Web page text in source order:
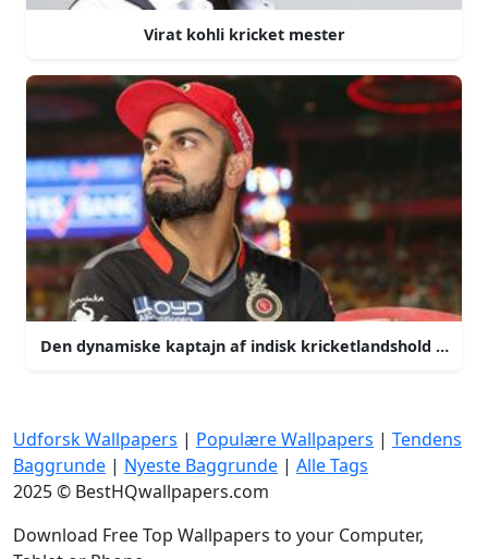
Virat kohli kricket mester
Den dynamiske kaptajn af indisk kricketlandshold virat
Udforsk Wallpapers | Populære Wallpapers | Tendens
Baggrunde | Nyeste Baggrunde | Alle Tags
2025 © BestHQwallpapers.com
Download Free Top Wallpapers to your Computer,